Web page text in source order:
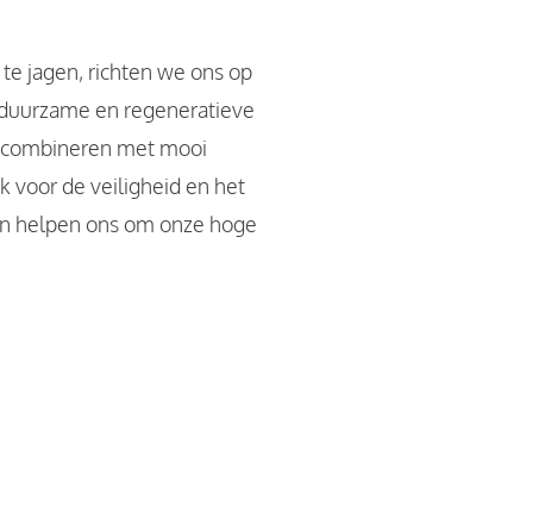
jagen, richten we ons op
en regeneratieve
met mooi
voor de veiligheid en het
helpen ons om onze hoge